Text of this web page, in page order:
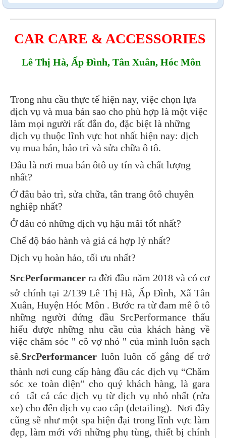
CAR CARE & ACCESSORIES
Lê Thị Hà, Ấp Đình, Tân Xuân, Hóc Môn
Trong nhu cầu thực tế hiện nay, việc chọn lựa
dịch vụ và mua bán sao cho phù hợp là một việc
làm mọi người rất đắn đo, đặc biệt là những
dịch vụ thuộc lĩnh vực hot nhất hiện nay: dịch
vụ mua bán, bảo trì và sửa chữa ô tô.
Đâu là nơi mua bán ôtô uy tín và chất lượng
nhất?
Ở đâu bảo trì, sửa chữa, tân trang ôtô chuyên
nghiệp nhất?
Ở đâu có những dịch vụ hậu mãi tốt nhất?
Chế độ bảo hành và giá cả hợp lý nhất?
Dịch vụ hoàn hảo, tối ưu nhất?
SrcPerformancerra đời đầu năm 2018 và có cơ
sở chính tại 2/139 Lê Thị Hà, Ấp Đình, Xã Tân
Xuân, Huyện Hóc Môn . Bước ra từ đam mê ô tô
những người đứng đầu SrcPerformance thấu
hiểu được những nhu cầu của khách hàng về
việc chăm sóc " cô vợ nhỏ " của mình luôn sạch
sẽ.SrcPerformancer luôn luôn cố gắng để trở
thành nơi cung cấp hàng đầu các dịch vụ “Chăm
sóc xe toàn diện” cho quý khách hàng, là gara
có tất cả các dịch vụ từ dịch vụ nhỏ nhất (rửa
xe) cho đến dịch vụ cao cấp (detailing). Nơi đây
cũng sẽ như một spa hiện đại trong lĩnh vực làm
đẹp, làm mới với những phụ tùng, thiết bị chính